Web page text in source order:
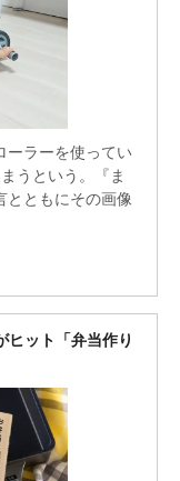
ーラーを使ってい
うという。『ま
とともにその画像
ット「弁当作り